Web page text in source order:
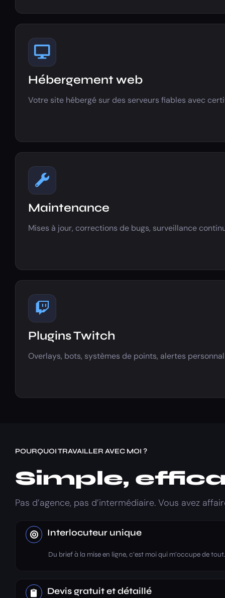
Hébergement web
Votre site hébergé sur des serveurs fiables avec
Maintenance
Mises à jour, corrections de bugs, surveillance
Plugins Twitch
Overlays, bots, systèmes de points, alertes
POURQUOI TRAVAILLER AVEC MOI ?
Simple,
Pas d’agence, pas d’intermédiaire. Vous avez
Interlocuteur unique
Du brief à la mise en ligne, c’est moi qui m’occupe de
Devis gratuit et détaillé